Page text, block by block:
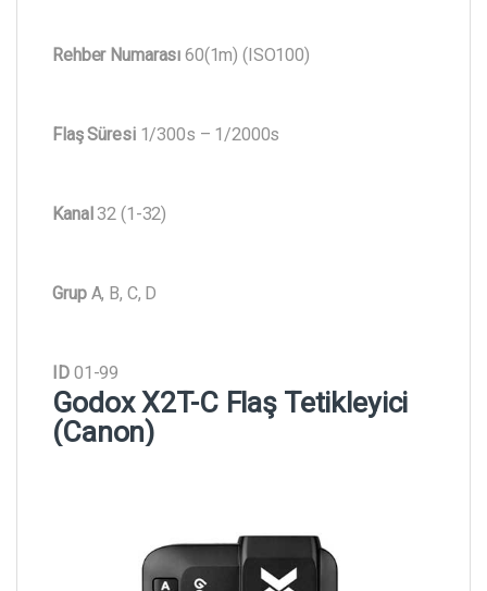
Rehber Numarası 60(1m) (ISO100)
Flaş Süresi1/300s – 1/2000s
Kanal 32 (1-32)
Grup A, B, C, D
ID 01-99
Godox X2T-C Flaş Tetikleyici
(Canon)